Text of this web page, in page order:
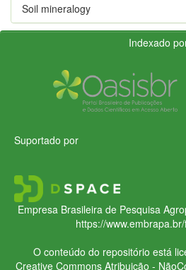
Soil mineralogy
Indexado
Suportado por
Empresa Brasileira de Pesquisa
https://
O conteúdo do repositório está
Creative CommonsAtribuição -